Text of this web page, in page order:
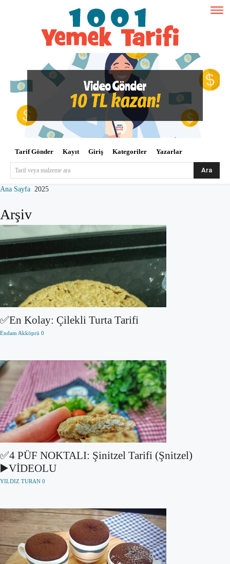
Tarif Gönder Kayıt Giriş Kategoriler Yazarlar
Tarif veya malzeme ara Ara
Ana Sayfa 2025
Arşiv
✅En Kolay: Çilekli Turta Tarifi
Endam Akköprü 0
✅4 PÜF NOKTALI: Şinitzel Tarifi (Şnitzel)
▶️VİDEOLU
YILDIZ TURAN 0